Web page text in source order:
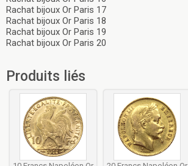
Rachat bijoux Or Paris 17
Rachat bijoux Or Paris 18
Rachat bijoux Or Paris 19
Rachat bijoux Or Paris 20
Produits liés